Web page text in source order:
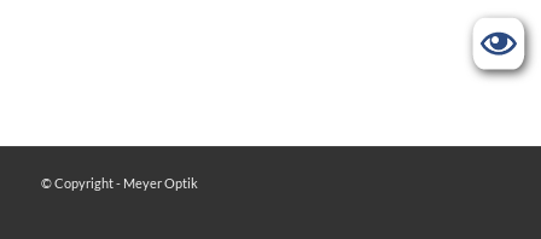
© Copyright - Meyer Optik